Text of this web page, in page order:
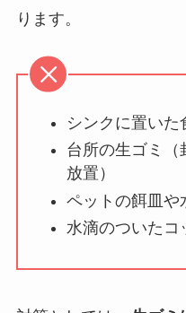
ります。
シンクに置いた
台所の生ゴミ（
放置）
ペットの餌皿や
水滴のついたコ